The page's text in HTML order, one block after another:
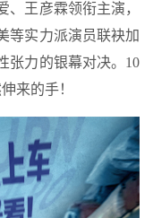
、王彦霖领衔主演，
等实力派演员联袂加
张力的银幕对决。10
来的手！